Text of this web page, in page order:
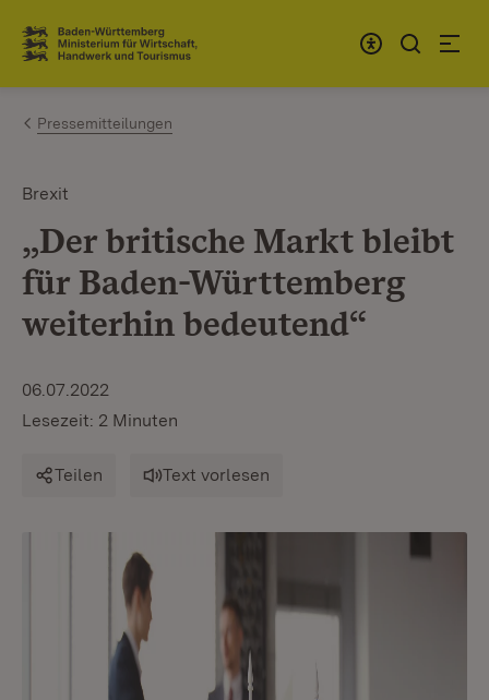
Zum Inhalt springen
Link zur Startseite
Pressemitteilungen
Brexit
„Der britische Markt bleibt
für Baden-Württemberg
weiterhin bedeutend“
06.07.2022
Lesezeit: 2 Minuten
Teilen Text vorlesen